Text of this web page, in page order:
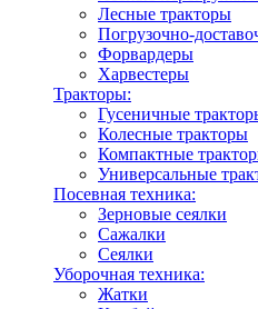
Лесные тракторы
Погрузочно-
Форвардеры
Харвестеры
Тракторы:
Гусеничные
Колесные тракторы
Компактные
Универсальные
Посевная техника:
Зерновые сеялки
Сажалки
Сеялки
Уборочная техника:
Жатки